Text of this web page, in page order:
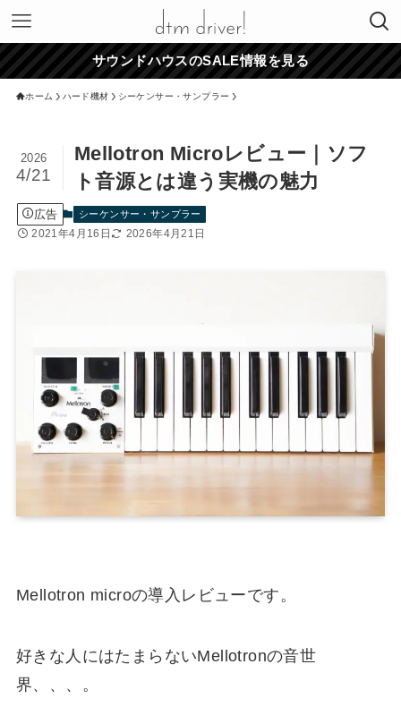
サウンドハウスのSALE情報を見る
ホーム ハード機材 シーケンサー・サンプラー
Mellotron Microレビュー｜ソフ
ト音源とは違う実機の魅力
2026
4/21
広告 シーケンサー・サンプラー
2021年4月16日 2026年4月21日
Mellotron microの導入レビューです。
好きな人にはたまらないMellotronの音世
界、、、。